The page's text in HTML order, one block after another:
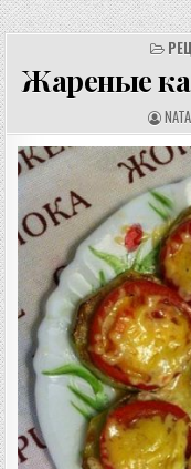
Жареные
А
В
Т
О
Р
Р
Е
Ц
Е
П
Т
А
: